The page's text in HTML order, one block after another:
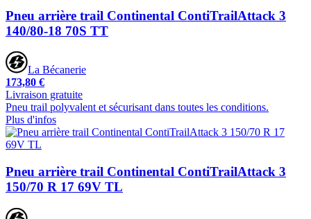
Pneu arrière trail Continental ContiTrailAttack 3
140/80-18 70S TT
La Bécanerie
173,80 €
Livraison gratuite
Pneu trail polyvalent et sécurisant dans toutes les conditions.
Plus d'infos
Pneu arrière trail Continental ContiTrailAttack 3
150/70 R 17 69V TL